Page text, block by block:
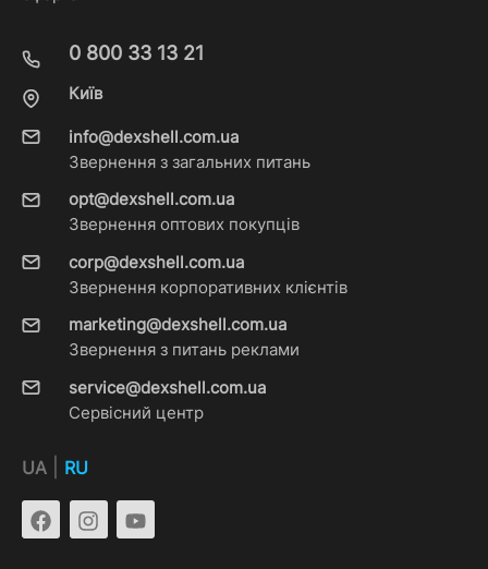
0 800 33 13 21
Київ
info@dexshell.com.ua
Звернення з загальних питань
opt@dexshell.com.ua
Звернення оптових покупців
corp@dexshell.com.ua
Звернення корпоративних клієнтів
marketing@dexshell.com.ua
Звернення з питань реклами
service@dexshell.com.ua
Сервісний центр
UA RU